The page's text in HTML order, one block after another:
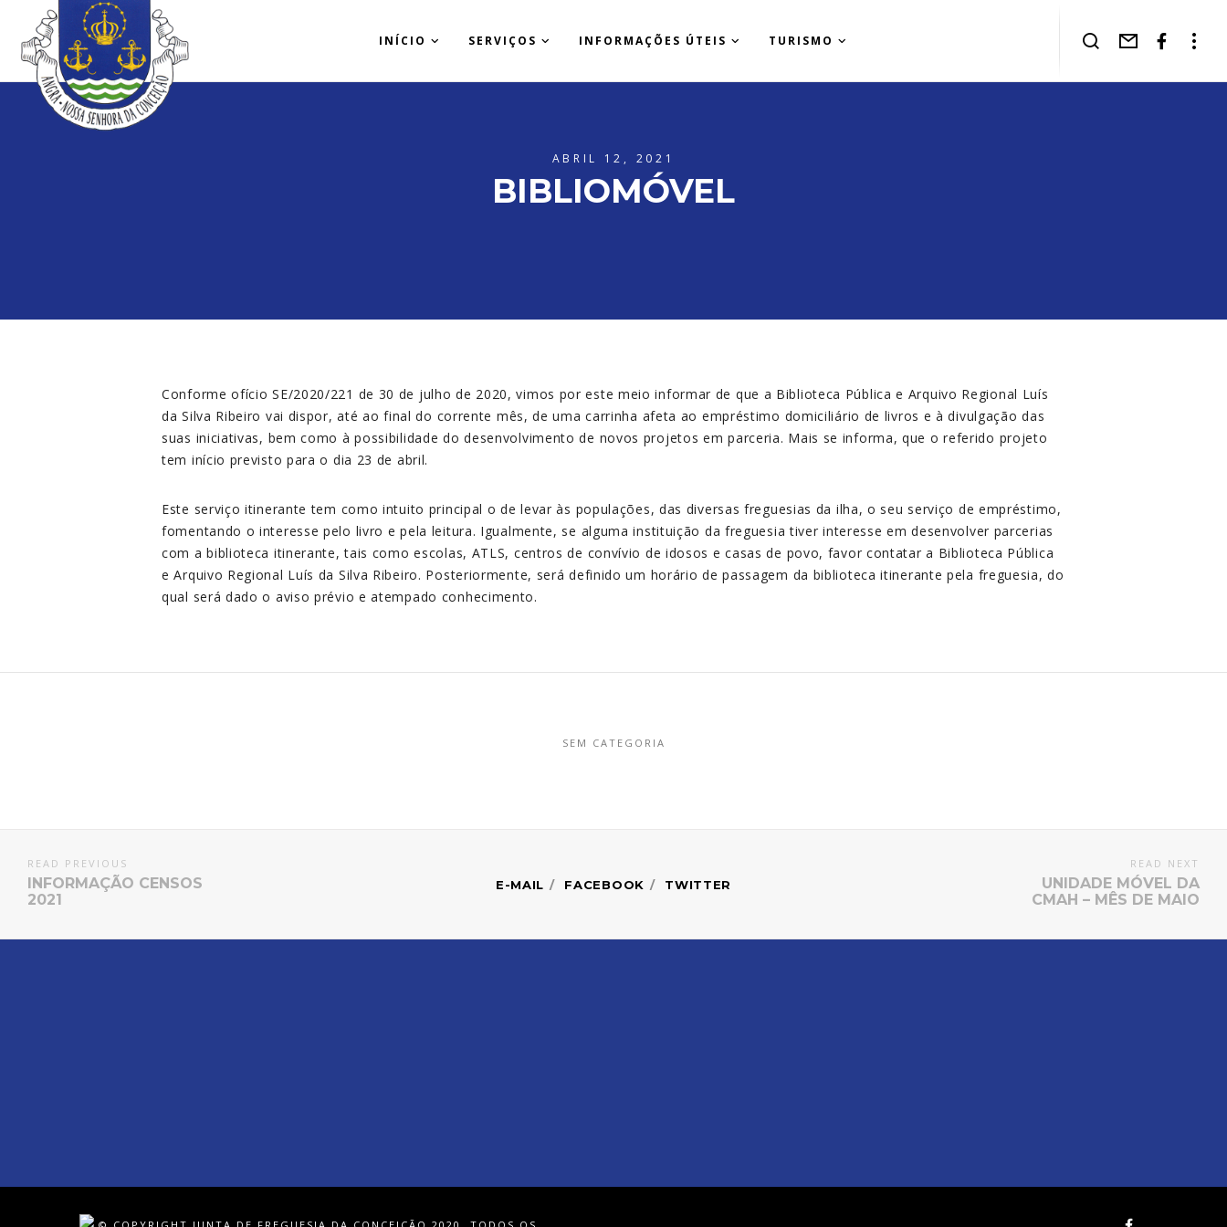
INÍCIO SERVIÇOS INFORMAÇÕES ÚTEIS TURISMO
ABRIL 12, 2021
BIBLIOMÓVEL
Conforme ofício SE/2020/221 de 30 de julho de 2020, vimos por este meio informar de que a Biblioteca Pública e Arquivo Regional Luís
da Silva Ribeiro vai dispor, até ao final do corrente mês, de uma carrinha afeta ao empréstimo domiciliário de livros e à divulgação das
suas iniciativas, bem como à possibilidade do desenvolvimento de novos projetos em parceria. Mais se informa, que o referido projeto
tem início previsto para o dia 23 de abril.
Este serviço itinerante tem como intuito principal o de levar às populações, das diversas freguesias da ilha, o seu serviço de empréstimo,
fomentando o interesse pelo livro e pela leitura. Igualmente, se alguma instituição da freguesia tiver interesse em desenvolver parcerias
com a biblioteca itinerante, tais como escolas, ATLS, centros de convívio de idosos e casas de povo, favor contatar a Biblioteca Pública
e Arquivo Regional Luís da Silva Ribeiro. Posteriormente, será definido um horário de passagem da biblioteca itinerante pela freguesia, do
qual será dado o aviso prévio e atempado conhecimento.
SEM CATEGORIA
READ PREVIOUS
INFORMAÇÃO CENSOS
2021
E-MAIL FACEBOOK TWITTER
READ NEXT
UNIDADE MÓVEL DA
CMAH – MÊS DE MAIO